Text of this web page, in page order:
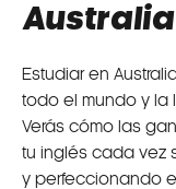
Australia
Estudiar en
todo el mundo y la
Verás cómo las
tu inglés cada vez
y perfeccionando